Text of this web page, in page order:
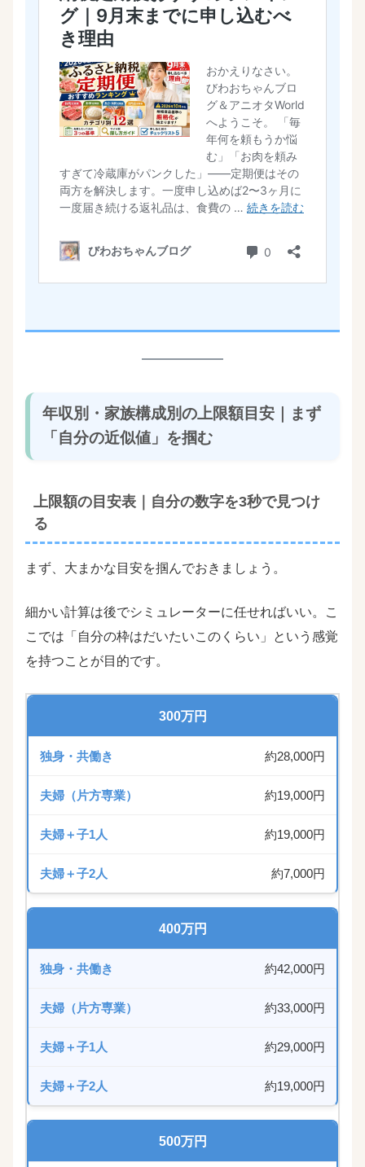
年収別・家族構成別の上限額目安｜まず
「自分の近似値」を掴む
上限額の目安表｜自分の数字を3秒で見つけ
る
まず、大まかな目安を掴んでおきましょう。
細かい計算は後でシミュレーターに任せればいい。こ
こでは「自分の枠はだいたいこのくらい」という感覚
を持つことが目的です。
300万円
約28,000円
約19,000円
約19,000円
約7,000円
400万円
約42,000円
約33,000円
約29,000円
約19,000円
500万円